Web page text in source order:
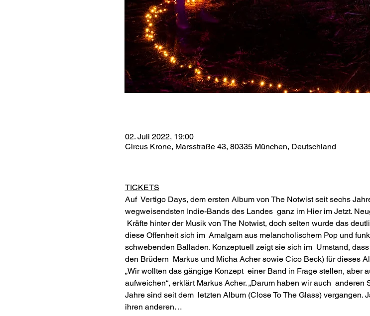
02. Juli 2022, 19:00
Circus Krone, Marsstraße 43, 80335 München, Deutschland
TICKETS
Auf  Vertigo Days, dem ersten Album von The Notwist seit sechs
wegweisendsten Indie-Bands des Landes  ganz im Hier im Jetzt.
Kräfte hinter der Musik von The Notwist, doch selten wurde das
diese Offenheit sich im  Amalgam aus melancholischem Pop und
schwebenden Balladen. Konzeptuell zeigt sie sich im  Umstand,
den Brüdern  Markus und Micha Acher sowie Cico Beck) für dieses
„Wir wollten das gängige Konzept  einer Band in Frage stellen, aber
aufweichen“, erklärt Markus Acher. „Darum haben wir auch
Jahre sind seit dem  letzten Album (Close To The Glass) vergangen.
ihren anderen…